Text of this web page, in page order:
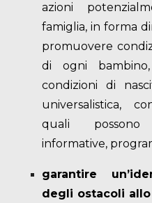
azioni
famiglia, in forma
promuovere
di ogni
condizioni di
universalistica,
quali possono
informative,
garantire
degli ostacoli